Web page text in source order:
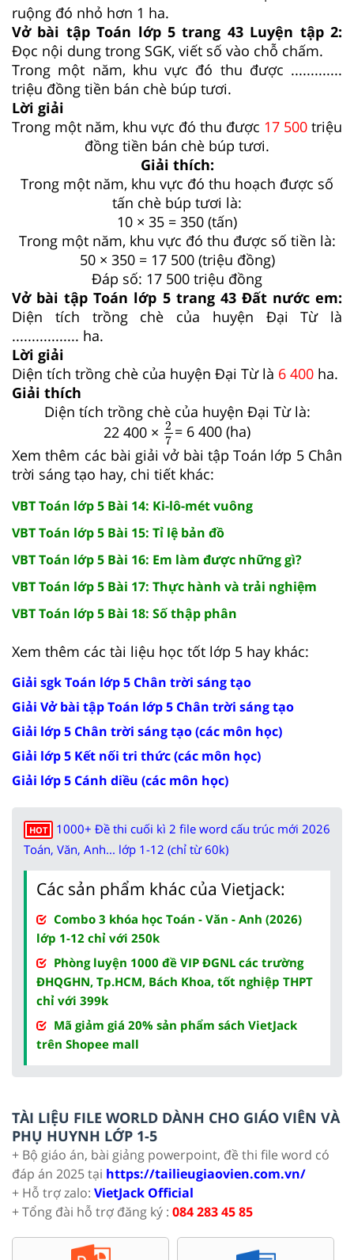
ruộng đó nhỏ hơn 1 ha.
Vở bài tập Toán lớp 5 trang 43 Luyện tập 2:
Đọc nội dung trong SGK, viết số vào chỗ chấm.
Trong một năm, khu vực đó thu được .............
triệu đồng tiền bán chè búp tươi.
Lời giải
Trong một năm, khu vực đó thu được 17 500 triệu
đồng tiền bán chè búp tươi.
Giải thích:
Trong một năm, khu vực đó thu hoạch được số
tấn chè búp tươi là:
10 × 35 = 350 (tấn)
Trong một năm, khu vực đó thu được số tiền là:
50 × 350 = 17 500 (triệu đồng)
Đáp số: 17 500 triệu đồng
Vở bài tập Toán lớp 5 trang 43 Đất nước em:
Diện tích trồng chè của huyện Đại Từ là
................. ha.
Lời giải
Diện tích trồng chè của huyện Đại Từ là 6 400 ha.
Giải thích
Diện tích trồng chè của huyện Đại Từ là:
22 400 × 2
7
2 7
= 6 400 (ha)
Xem thêm các bài giải vở bài tập Toán lớp 5 Chân
trời sáng tạo hay, chi tiết khác:
VBT Toán lớp 5 Bài 14: Ki-lô-mét vuông
VBT Toán lớp 5 Bài 15: Tỉ lệ bản đồ
VBT Toán lớp 5 Bài 16: Em làm được những gì?
VBT Toán lớp 5 Bài 17: Thực hành và trải nghiệm
VBT Toán lớp 5 Bài 18: Số thập phân
Xem thêm các tài liệu học tốt lớp 5 hay khác:
Giải sgk Toán lớp 5 Chân trời sáng tạo
Giải Vở bài tập Toán lớp 5 Chân trời sáng tạo
Giải lớp 5 Chân trời sáng tạo (các môn học)
Giải lớp 5 Kết nối tri thức (các môn học)
Giải lớp 5 Cánh diều (các môn học)
HOT
1000+ Đề thi cuối kì 2 file word cấu trúc mới 2026
Toán, Văn, Anh... lớp 1-12 (chỉ từ 60k)
Các sản phẩm khác của Vietjack:
Combo 3 khóa học Toán - Văn - Anh (2026)
lớp 1-12 chỉ với 250k
Phòng luyện 1000 đề VIP ĐGNL các trường
ĐHQGHN, Tp.HCM, Bách Khoa, tốt nghiệp THPT
chỉ với 399k
Mã giảm giá 20% sản phẩm sách VietJack
trên Shopee mall
TÀI LIỆU FILE WORLD DÀNH CHO GIÁO VIÊN VÀ
PHỤ HUYNH LỚP 1-5
+ Bộ giáo án, bài giảng powerpoint, đề thi file word có
đáp án 2025 tại https://tailieugiaovien.com.vn/
+ Hỗ trợ zalo: VietJack Official
+ Tổng đài hỗ trợ đăng ký : 084 283 45 85